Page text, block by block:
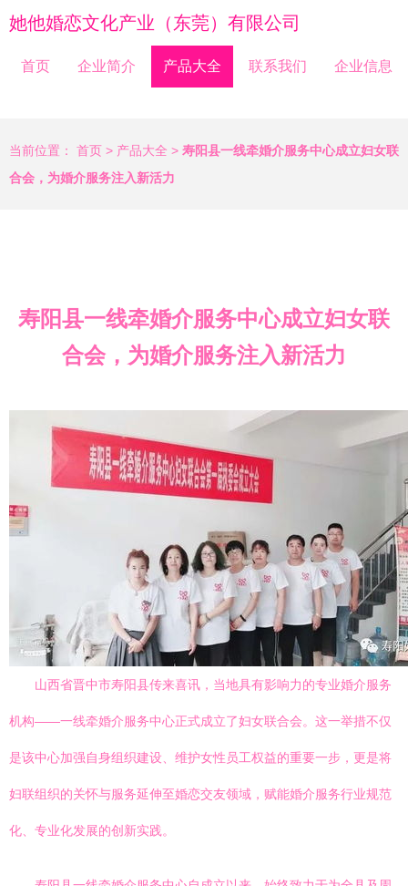
她他婚恋文化产业（东莞）有限公司
首页 企业简介 产品大全 联系我们 企业信息
当前位置： 首页 > 产品大全 > 寿阳县一线牵婚介服务中心成立妇女联
合会，为婚介服务注入新活力
寿阳县一线牵婚介服务中心成立妇女联
合会，为婚介服务注入新活力
山西省晋中市寿阳县传来喜讯，当地具有影响力的专业婚介服务
机构——一线牵婚介服务中心正式成立了妇女联合会。这一举措不仅
是该中心加强自身组织建设、维护女性员工权益的重要一步，更是将
妇联组织的关怀与服务延伸至婚恋交友领域，赋能婚介服务行业规范
化、专业化发展的创新实践。